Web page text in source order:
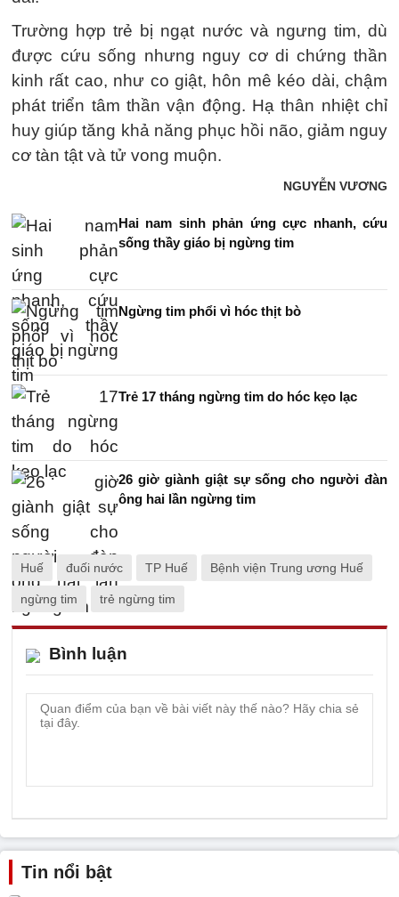
Trường hợp trẻ bị ngạt nước và ngưng tim, dù
được cứu sống nhưng nguy cơ di chứng thần
kinh rất cao, như co giật, hôn mê kéo dài, chậm
phát triển tâm thần vận động. Hạ thân nhiệt chỉ
huy giúp tăng khả năng phục hồi não, giảm nguy
cơ tàn tật và tử vong muộn.
NGUYỄN VƯƠNG
Hai nam sinh phản ứng cực nhanh, cứu
sống thầy giáo bị ngừng tim
Ngừng tim phổi vì hóc thịt bò
Trẻ 17 tháng ngừng tim do hóc kẹo lạc
26 giờ giành giật sự sống cho người đàn
ông hai lần ngừng tim
Huế đuối nước TP Huế Bệnh viện Trung ương Huế
ngừng tim trẻ ngừng tim
Bình luận
Tin nổi bật